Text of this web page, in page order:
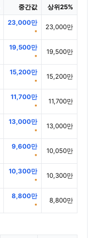
중간값 상위25%
23,000만
*
23,000만
19,500만
*
19,500만
15,200만
*
15,200만
11,700만
*
11,700만
13,000만
*
13,000만
9,600만
*
10,050만
10,300만
*
10,300만
8,800만
*
8,800만